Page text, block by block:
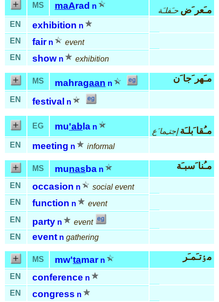
MS maArad n مـَعر َض حـَفلـَة
EN
exhibition n
EN
fair n
event
EN
show n exhibition
MS mahragaan n مـَهر َجا َن
EN festival n
EG mu'ab la n مـُقا َبلـَة إجتـِما َع
EN
meeting n informal
MS munasba n مـُنا َسبـَة
EN occasion n
social event
EN
function n
event
EN
party n
event
EN
event n gathering
MS mw'tamar n مٶتـَمـَر
EN conference n
EN
congress n